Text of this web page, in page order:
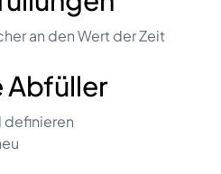
an den Wert der Zeit
Abfüller
definieren